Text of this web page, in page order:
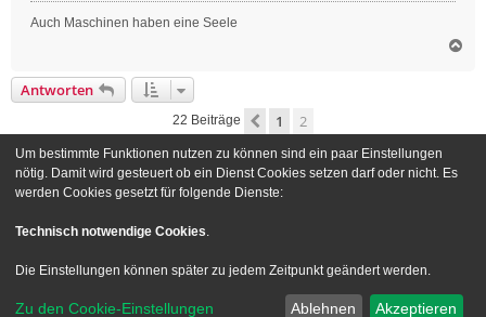
Auch Maschinen haben eine Seele
b
Antworten
22 Beiträge Vorherige
1 2
Gehe zu
Foren-Übersicht Kontakt
Powered byphpBB® Forum Software © phpBB Limited
Style we_universal created byINVENTEA nextgen
Um bestimmte Funktionen nutzen zu können sind ein paar Einstellungen
nötig. Damit wird gesteuert ob ein Dienst Cookies setzen darf oder nicht. Es
werden Cookies gesetzt für folgende Dienste:
Technisch notwendige Cookies.
Die Einstellungen können später zu jedem Zeitpunkt geändert werden.
Zu den Cookie-Einstellungen Ablehnen Akzeptieren